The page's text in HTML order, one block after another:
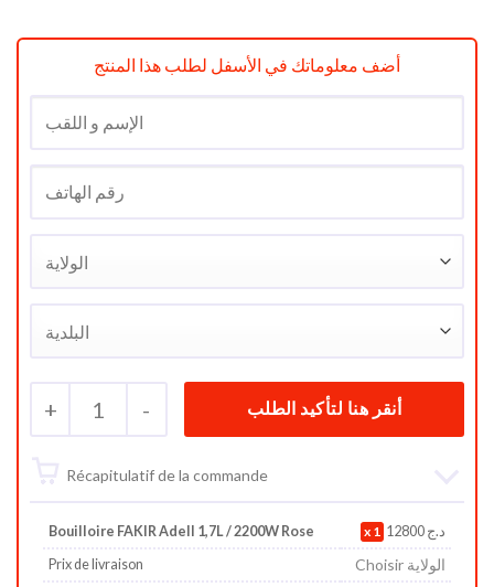
أضف معلوماتك في الأسفل لطلب هذا المنتج
+ 1 -
Récapitulatif de la commande
Bouilloire FAKIR Adell 1,7L / 2200W Rose 1 12800 د.ج
Prix de livraison
Choisir الولاية